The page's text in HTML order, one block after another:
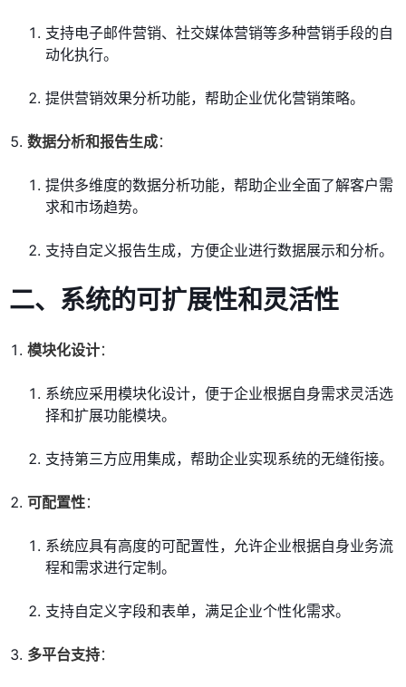
支持电子邮件营销、社交媒体营销等多种营销手段的自
动化执行。
提供营销效果分析功能，帮助企业优化营销策略。
数据分析和报告生成：
提供多维度的数据分析功能，帮助企业全面了解客户需
求和市场趋势。
支持自定义报告生成，方便企业进行数据展示和分析。
二、系统的可扩展性和灵活性
模块化设计：
系统应采用模块化设计，便于企业根据自身需求灵活选
择和扩展功能模块。
支持第三方应用集成，帮助企业实现系统的无缝衔接。
可配置性：
系统应具有高度的可配置性，允许企业根据自身业务流
程和需求进行定制。
支持自定义字段和表单，满足企业个性化需求。
多平台支持：